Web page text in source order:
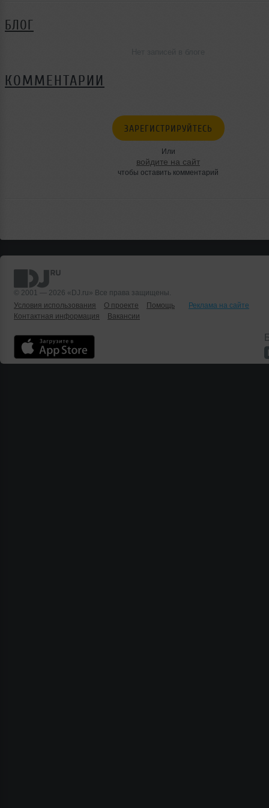
БЛОГ
КОММЕНТАРИИ
ЗАРЕГИСТРИРУЙТЕСЬ
Или
войдите на сайт
чтобы оставить комментарий
© 2001 — 2026 «DJ.ru» Все права защищены.
Условия использования
О проекте Помощь
Реклама на сайте
Контактная информация
Вакансии